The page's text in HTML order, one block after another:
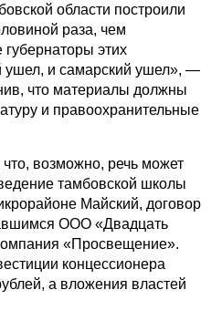
области построили
раза, чем
этих
ушел, и самарский ушел», —
что материалы должны
и правоохранительные
что, возможно, речь может
тамбовской школы
Майский, договор
ООО «Двадцать
«Просвещение».
концессионера
а вложения властей